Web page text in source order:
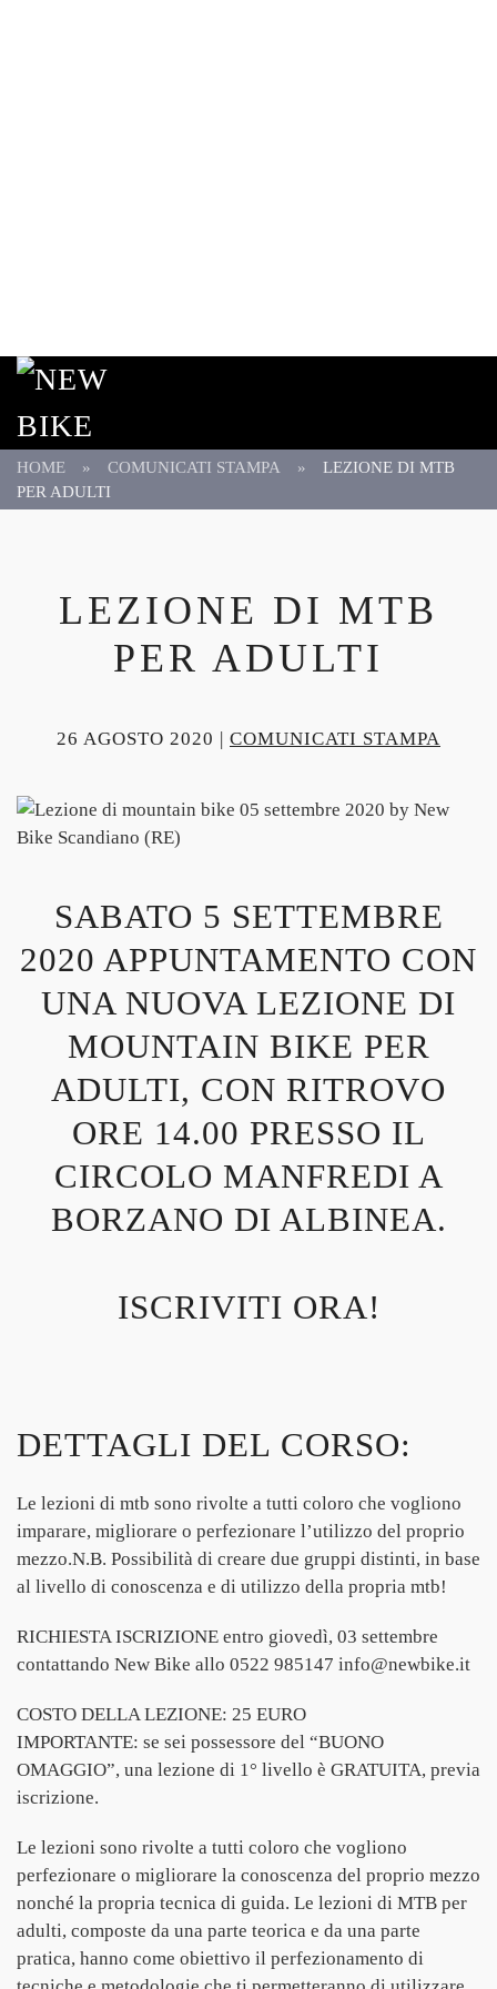
HOME COMUNICATI STAMPA
LEZIONE DI MTB
PER ADULTI
LEZIONE DI MTB
PER ADULTI
26 AGOSTO 2020 | COMUNICATI STAMPA
SABATO 5 SETTEMBRE
2020 APPUNTAMENTO CON
UNA NUOVA LEZIONE DI
MOUNTAIN BIKE PER
ADULTI, CON RITROVO
ORE 14.00 PRESSO IL
CIRCOLO MANFREDI A
BORZANO DI ALBINEA.
ISCRIVITI ORA!
DETTAGLI DEL CORSO:
Le lezioni di mtb sono rivolte a tutti coloro che vogliono
imparare, migliorare o perfezionare l’utilizzo del proprio
mezzo.N.B. Possibilità di creare due gruppi distinti, in base
al livello di conoscenza e di utilizzo della propria mtb!
RICHIESTA ISCRIZIONE entro giovedì, 03 settembre
contattando New Bike allo 0522 985147 info@newbike.it
COSTO DELLA LEZIONE: 25 EURO
IMPORTANTE: se sei possessore del “BUONO
OMAGGIO”, una lezione di 1° livello è GRATUITA, previa
iscrizione.
Le lezioni sono rivolte a tutti coloro che vogliono
perfezionare o migliorare la conoscenza del proprio mezzo
nonché la propria tecnica di guida. Le lezioni di MTB per
adulti, composte da una parte teorica e da una parte
pratica, hanno come obiettivo il perfezionamento di